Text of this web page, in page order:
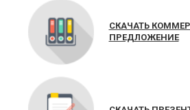
СКАЧАТЬ
ПРЕДЛОЖЕНИЕ